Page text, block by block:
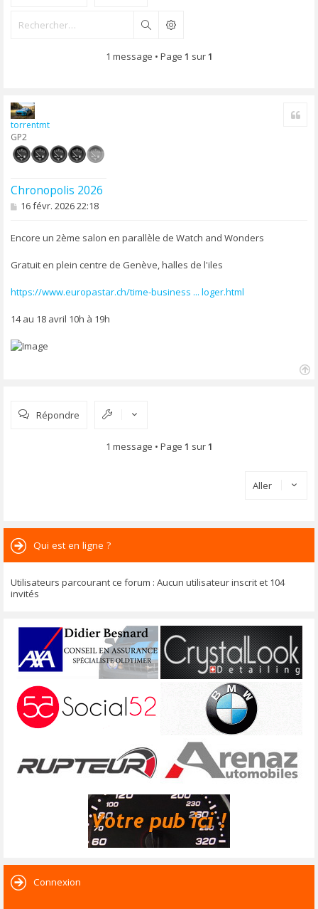
Rechercher
1 message • Page 1 sur1
torrentmt
GP2
Chronopolis 2026
M
s
e
16 févr. 2026 22:18
Encore un 2ème salon en parallèle de Watch and Wonders
Gratuit en plein centre de Genève, halles de l'iles
https://www.europastar.ch/time-business ... loger.html
14 au 18 avril 10h à 19h
Répondre
1 message • Page 1 sur1
Aller
Qui est en ligne ?
Utilisateurs parcourant ce forum : Aucun utilisateur inscrit et 104
invités
Connexion